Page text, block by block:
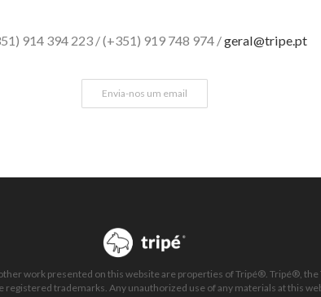
914 394 223 / (+351) 919 748 974 /geral@tripe.pt
Envia-nos um email
work presented on this website are properties of Tripé®. Tripé®, the
registered trademarks. Any unauthorized use of any materials at this